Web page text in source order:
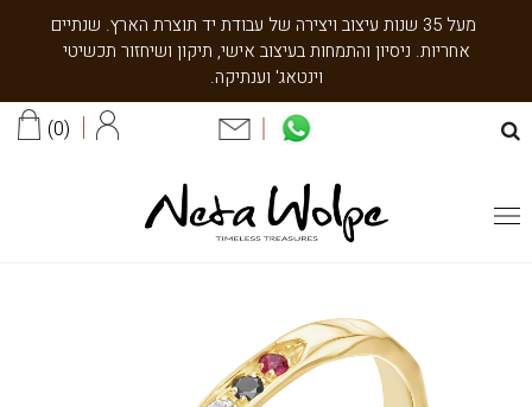
מעל 35 שנות עיצוב ויצירה של עבודת יד תוצרת הארץ. שנתיים
אחריות. ניסיון והתמחות בעיצוב אישי, תיקון ושיחזור תכשיטי
וינטאג' וענתיקה.
0